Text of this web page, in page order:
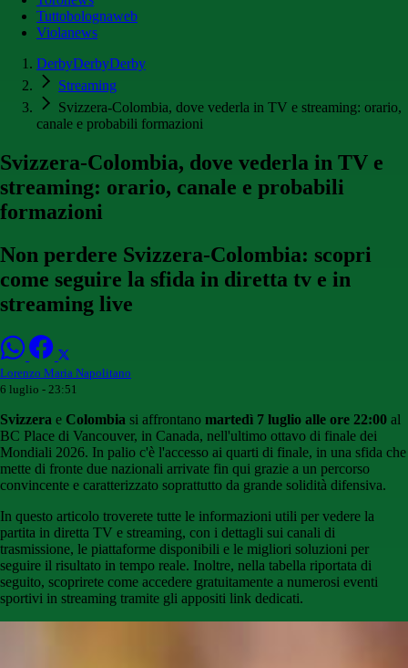
Tuttobolognaweb
Violanews
DerbyDerbyDerby
Streaming
Svizzera-Colombia, dove vederla in TV e streaming: orario,
canale e probabili formazioni
Svizzera-Colombia, dove vederla in TV e
streaming: orario, canale e probabili
formazioni
Non perdere Svizzera-Colombia: scopri
come seguire la sfida in diretta tv e in
streaming live
Lorenzo Maria Napolitano
6 luglio - 23:51
Svizzera e Colombia si affrontano martedì 7 luglio alle ore 22:00 al
BC Place di Vancouver, in Canada, nell'ultimo ottavo di finale dei
Mondiali 2026. In palio c'è l'accesso ai quarti di finale, in una sfida che
mette di fronte due nazionali arrivate fin qui grazie a un percorso
convincente e caratterizzato soprattutto da grande solidità difensiva.
In questo articolo troverete tutte le informazioni utili per vedere la
partita in diretta TV e streaming, con i dettagli sui canali di
trasmissione, le piattaforme disponibili e le migliori soluzioni per
seguire il risultato in tempo reale. Inoltre, nella tabella riportata di
seguito, scoprirete come accedere gratuitamente a numerosi eventi
sportivi in streaming tramite gli appositi link dedicati.